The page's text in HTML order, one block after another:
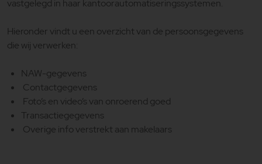
vastgelegd in haar kantoorautomatiseringssystemen.
Hieronder vindt u een overzicht van de persoonsgegevens
die wij verwerken:
NAW-gegevens
Contactgegevens
Foto’s en video’s van onroerend goed
Transactiegegevens
Overige info verstrekt aan makelaars